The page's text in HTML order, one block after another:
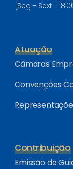
[Seg – Sext |
Atuação
Câmaras
Convenções
Contribuição
Emissão de